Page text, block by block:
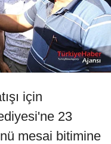
için
23
mesai bitimine